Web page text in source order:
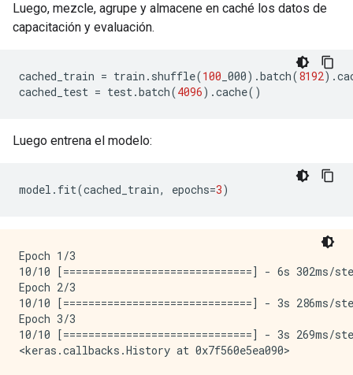
Luego, mezcle, agrupe y almacene en caché los datos de
capacitación y evaluación.
cached_train = train . shuffle(100 _000).batch(8192).
cached_test = test.batch(4096).cache()
Luego entrena el modelo:
model . fit(cached_train, epochs=3)
Epoch 1/3
10/10 [==============================] - 6s
Epoch 2/3
10/10 [==============================] - 3s
Epoch 3/3
10/10 [==============================] - 3s